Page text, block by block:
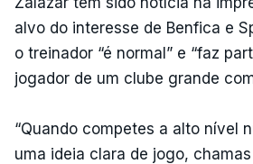
alvo do interesse de Benfica e
o treinador “é normal” e “faz
jogador de um clube grande
“Quando competes a alto nível
uma ideia clara de jogo,